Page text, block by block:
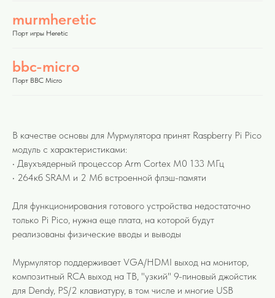
murmheretic
Порт игры Heretic
bbc-micro
Порт BBC Micro
В качестве основы для Мурмулятора принят Raspberry Pi Pico
модуль с характеристиками:
• Двухъядерный процессор Arm Cortex M0 133 МГц
• 264кб SRAM и 2 Мб встроенной флэш-памяти
Для функционирования готового устройства недостаточно
только Pi Pico, нужна еще плата, на которой будут
реализованы физические вводы и выводы
Мурмулятор поддерживает VGA/HDMI выход на монитор,
композитный RCA выход на ТВ, "узкий" 9-пиновый джойстик
для Dendy, PS/2 клавиатуру, в том числе и многие USB